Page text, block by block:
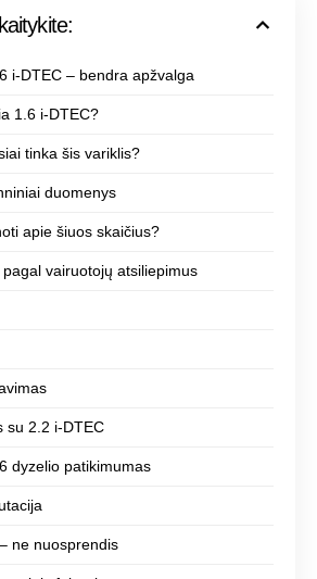
i-DTEC – bendra apžvalga
1.6 i-DTEC?
tinka šis variklis?
duomenys
apie šiuos skaičius?
vairuotojų atsiliepimus
su 2.2 i-DTEC
dyzelio patikimumas
ne nuosprendis